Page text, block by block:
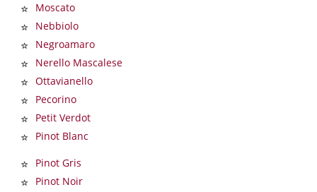
Moscato
Nebbiolo
Negroamaro
Nerello Mascalese
Ottavianello
Pecorino
Petit Verdot
Pinot Blanc
Pinot Gris
Pinot Noir